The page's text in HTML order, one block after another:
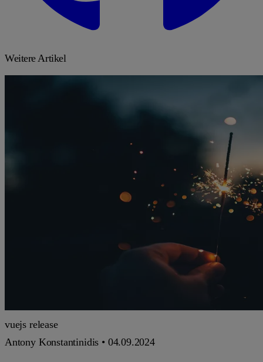
Weitere Artikel
vuejs release
Antony Konstantinidis • 04.09.2024